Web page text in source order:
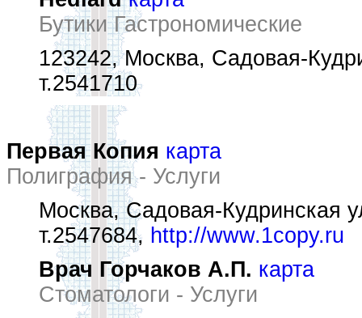
Бутики Гастрономические
123242, Москва, Садовая-
т.2541710
Первая Копия карта
Полиграфия - Услуги
Москва, Садовая-Кудринская
т.2547684, http://www.1copy.ru
Врач Горчаков А.П. карта
Стоматологи - Услуги